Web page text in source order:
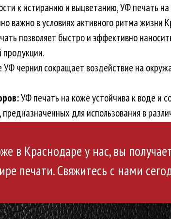
к истиранию и выцветанию, УФ печать
важно в условиях активного ритма жизни
позволяет быстро и эффективно
продукции.
УФ чернил сокращает воздействие на
УФ печать на коже устойчива к воде и
для использования в
в Краснодаре у нас, вы
печати. Свяжитесь с нами